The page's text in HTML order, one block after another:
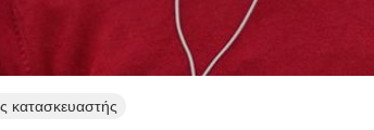
κατασκευαστής